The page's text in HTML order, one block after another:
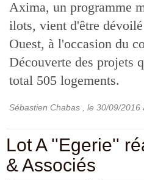
Axima, un programme
ilots, vient d'être
Ouest, à l'occasion du
Découverte des projets
total 505 logements.
Sébastien Chabas , le 30/09/2016
Lot A ''Egerie''
& Associés